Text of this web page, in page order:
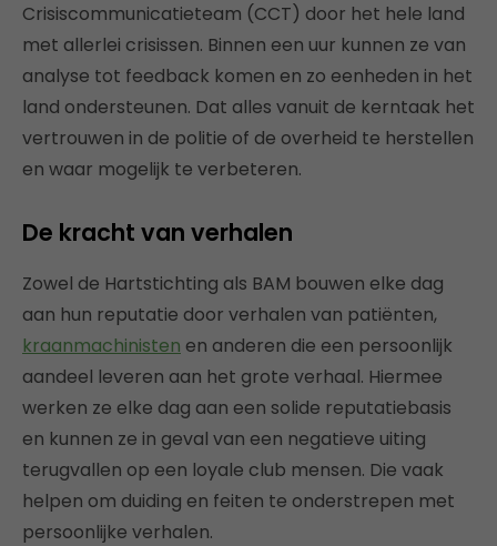
Crisiscommunicatieteam (CCT) door het hele land
met allerlei crisissen. Binnen een uur kunnen ze van
analyse tot feedback komen en zo eenheden in het
land ondersteunen. Dat alles vanuit de kerntaak het
vertrouwen in de politie of de overheid te herstellen
en waar mogelijk te verbeteren.
De kracht van verhalen
Zowel de Hartstichting als BAM bouwen elke dag
aan hun reputatie door verhalen van patiënten,
kraanmachinisten en anderen die een persoonlijk
aandeel leveren aan het grote verhaal. Hiermee
werken ze elke dag aan een solide reputatiebasis
en kunnen ze in geval van een negatieve uiting
terugvallen op een loyale club mensen. Die vaak
helpen om duiding en feiten te onderstrepen met
persoonlijke verhalen.